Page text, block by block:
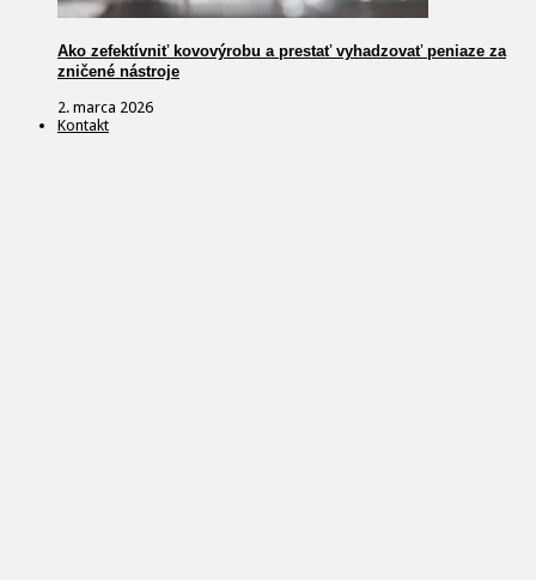
Ako zefektívniť kovovýrobu a prestať vyhadzovať peniaze za
zničené nástroje
2. marca 2026
Kontakt